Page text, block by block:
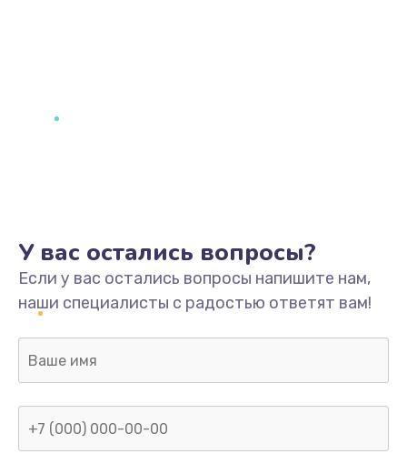
У вас остались вопросы?
Если у вас остались вопросы напишите нам,
наши специалисты с радостью ответят вам!